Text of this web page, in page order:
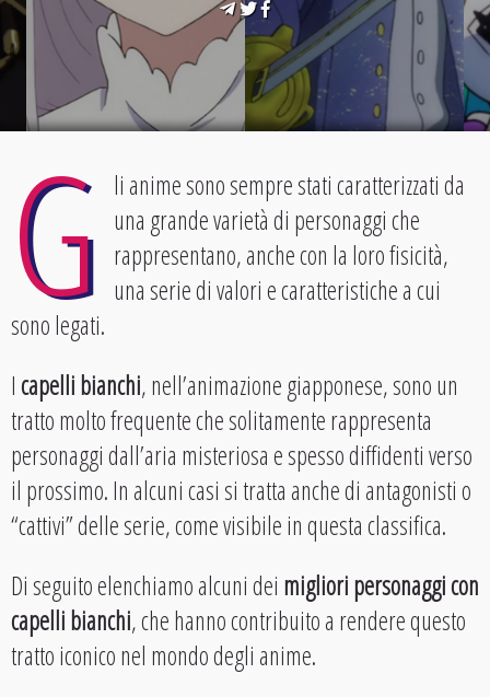
G li anime sono sempre stati caratterizzati da
una grande varietà di personaggi che
rappresentano, anche con la loro fisicità,
una serie di valori e caratteristiche a cui
sono legati.
Icapelli bianchi, nell’animazione giapponese, sono un
tratto molto frequente che solitamente rappresenta
personaggi dall’aria misteriosa e spesso diffidenti verso
il prossimo. In alcuni casi si tratta anche di antagonisti o
“cattivi” delle serie, come visibile in questa classifica.
Di seguito elenchiamo alcuni dei migliori personaggi con
capelli bianchi, che hanno contribuito a rendere questo
tratto iconico nel mondo degli anime.